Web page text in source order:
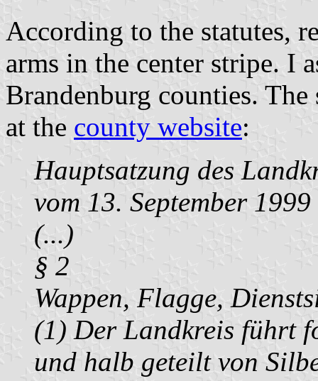
According to the statutes,
arms in the center stripe. I
Brandenburg counties.
at the county website:
Hauptsatzung des
vom 13. September 1999
(...)
§ 2
Wappen, Flagge,
(1) Der Landkreis führt
und halb geteilt von